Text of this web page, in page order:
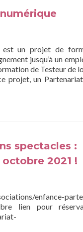
un projet de
jusqu’à un
de Testeur de
projet, un
spectacles :
2021 !
enfance-
lien pour